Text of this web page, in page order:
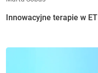
Innowacyjne terapie w ET